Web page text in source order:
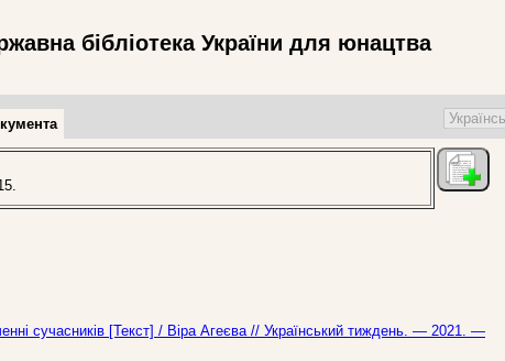
бібліотека України для юнацтва
сучасників [Текст] / Віра Агеєва // Український тиждень. — 2021. —